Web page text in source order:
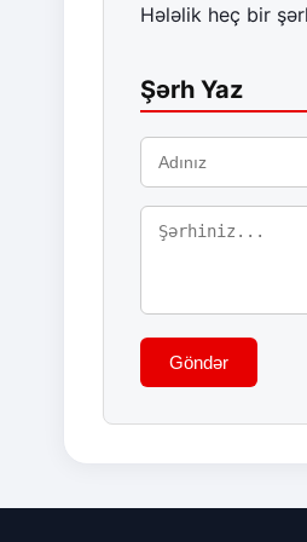
Hələlik heç bir
Şərh Yaz
Göndər